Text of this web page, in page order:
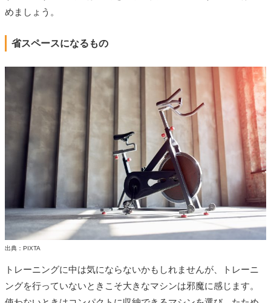
めましょう。
省スペースになるもの
出典：PIXTA
トレーニングに中は気にならないかもしれませんが、トレーニ
ングを行っていないときこそ大きなマシンは邪魔に感じます。